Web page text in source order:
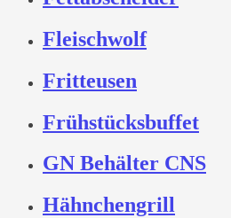
Fleischwolf
Fritteusen
Frühstücksbuffet
GN Behälter CNS
Hähnchengrill